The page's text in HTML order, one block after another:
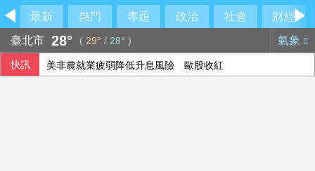
最新 熱門 專題 政治 社會
財經
臺北市 28° ( 29° / 28° ) 氣象
快訊 美非農就業疲弱降低升息風險 歐股收紅